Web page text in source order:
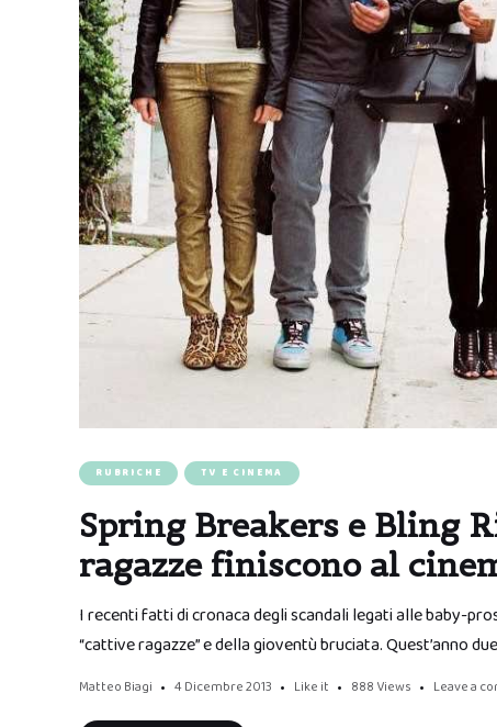
RUBRICHE TV E CINEMA
Spring Breakers e Bling
ragazze finiscono al
I recenti fatti di cronaca degli scandali legati alle baby-
“cattive ragazze” e della gioventù bruciata. Quest’anno
Matteo Biagi 4 Dicembre 2013 Like it 888 Views Leave a